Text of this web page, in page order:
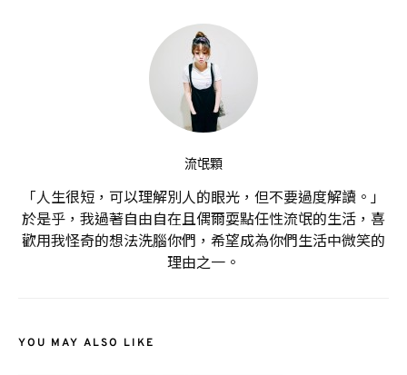
流氓顆
「人生很短，可以理解別人的眼光，但不要過度解讀。」
於是乎，我過著自由自在且偶爾耍點任性流氓的生活，喜
歡用我怪奇的想法洗腦你們，希望成為你們生活中微笑的
理由之一。
YOU MAY ALSO LIKE